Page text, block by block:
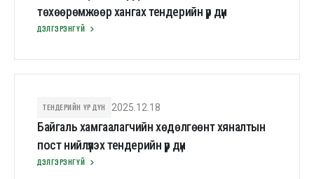
төхөөрөмжөөр хангах тендерийн үр дүн
ДЭЛГЭРЭНГҮЙ
ТЕНДЕРИЙН ҮР ДҮН 2025.12.18
Байгаль хамгаалагчийн хөдөлгөөнт хяналтын
пост нийлүүлэх тендерийн үр дүн
ДЭЛГЭРЭНГҮЙ